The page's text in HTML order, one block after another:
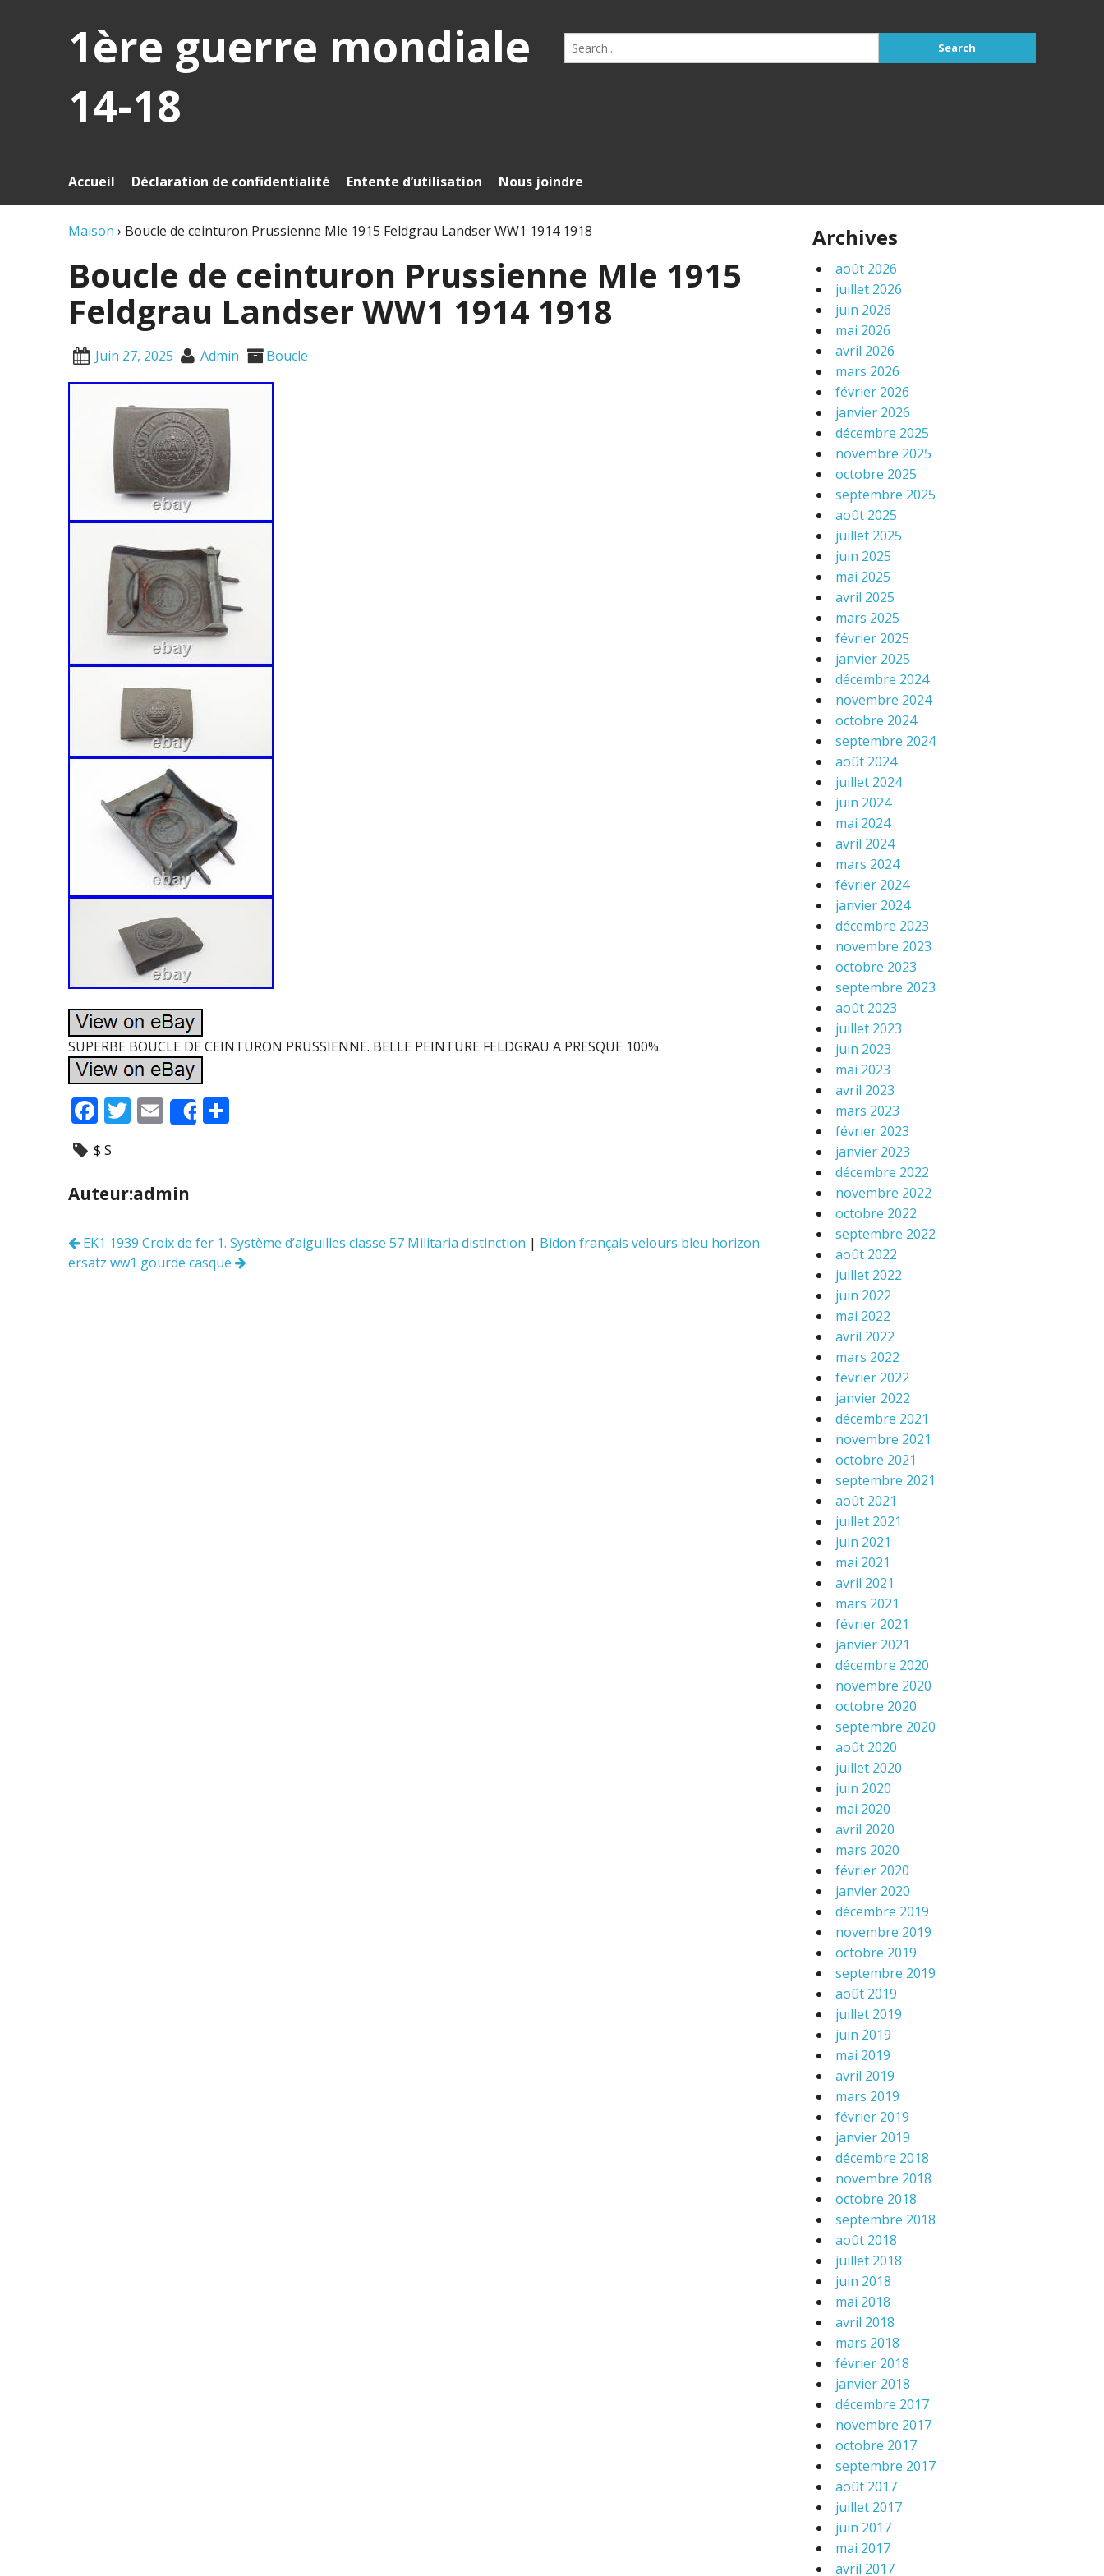
1ère guerre mondiale
14-18
Search
for:
Accueil Déclaration de confidentialité Entente d’utilisation Nous joindre
Maison › Boucle de ceinturon Prussienne Mle 1915 Feldgrau Landser WW1 1914 1918
Boucle de ceinturon Prussienne Mle 1915
Feldgrau Landser WW1 1914 1918
Juin 27, 2025 Admin Boucle
SUPERBE BOUCLE DE CEINTURON PRUSSIENNE. BELLE PEINTURE FELDGRAU A PRESQUE 100%.
F
ac
e
b
o
k
T
er
E
m
l
Share
$ S
Auteur:admin
Navigation
des
EK1 1939 Croix de fer 1. Système d’aiguilles classe 57 Militaria distinction | Bidon français velours bleu horizon
ersatz ww1 gourde casque
Archives
août 2026
juillet 2026
juin 2026
mai 2026
avril 2026
mars 2026
février 2026
janvier 2026
décembre 2025
novembre 2025
octobre 2025
septembre 2025
août 2025
juillet 2025
juin 2025
mai 2025
avril 2025
mars 2025
février 2025
janvier 2025
décembre 2024
novembre 2024
octobre 2024
septembre 2024
août 2024
juillet 2024
juin 2024
mai 2024
avril 2024
mars 2024
février 2024
janvier 2024
décembre 2023
novembre 2023
octobre 2023
septembre 2023
août 2023
juillet 2023
juin 2023
mai 2023
avril 2023
mars 2023
février 2023
janvier 2023
décembre 2022
novembre 2022
octobre 2022
septembre 2022
août 2022
juillet 2022
juin 2022
mai 2022
avril 2022
mars 2022
février 2022
janvier 2022
décembre 2021
novembre 2021
octobre 2021
septembre 2021
août 2021
juillet 2021
juin 2021
mai 2021
avril 2021
mars 2021
février 2021
janvier 2021
décembre 2020
novembre 2020
octobre 2020
septembre 2020
août 2020
juillet 2020
juin 2020
mai 2020
avril 2020
mars 2020
février 2020
janvier 2020
décembre 2019
novembre 2019
octobre 2019
septembre 2019
août 2019
juillet 2019
juin 2019
mai 2019
avril 2019
mars 2019
février 2019
janvier 2019
décembre 2018
novembre 2018
octobre 2018
septembre 2018
août 2018
juillet 2018
juin 2018
mai 2018
avril 2018
mars 2018
février 2018
janvier 2018
décembre 2017
novembre 2017
octobre 2017
septembre 2017
août 2017
juillet 2017
juin 2017
mai 2017
avril 2017